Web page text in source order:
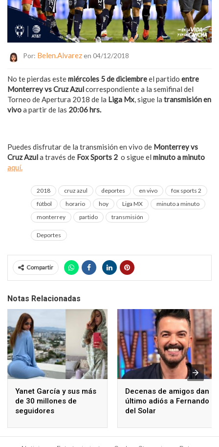
Por: Belen.alvarezen 04/12/2018
No te pierdas estemiércoles 5 de diciembreel partido entre
Monterrey vs Cruz Azulcorrespondiente a la semifinal del
Torneo de Apertura 2018 de la Liga Mx, sigue la transmisión en
vivoa partir de las 20:06 hrs.
Puedes disfrutar de la transmisión en vivo de Monterrey vs
Cruz Azula través de Fox Sports 2 o sigue el minuto a minuto
aquí.
2018 cruz azul deportes en vivo
fox sports 2
fútbol
horario hoy Liga MX
minuto a minuto
monterrey
partido transmisión
Deportes
Compartir
Notas Relacionadas
Yanet García y sus más
de 30 millones de
seguidores
Decenas de amigos dan
último adiós a Fernando
del Solar